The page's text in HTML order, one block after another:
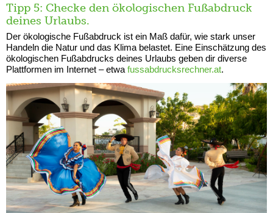
Tipp 5: Checke den ökologischen Fußabdruck
deines Urlaubs.
Der ökologische Fußabdruck ist ein Maß dafür, wie stark unser
Handeln die Natur und das Klima belastet. Eine Einschätzung des
ökologischen Fußabdrucks deines Urlaubs geben dir diverse
Plattformen im Internet – etwa fussabdrucksrechner.at.